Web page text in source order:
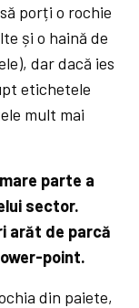
porți o rochie
și o haină de
dar dacă ies
etichetele
mult mai
parte a
sector.
arăt de parcă
point.
din paiete,